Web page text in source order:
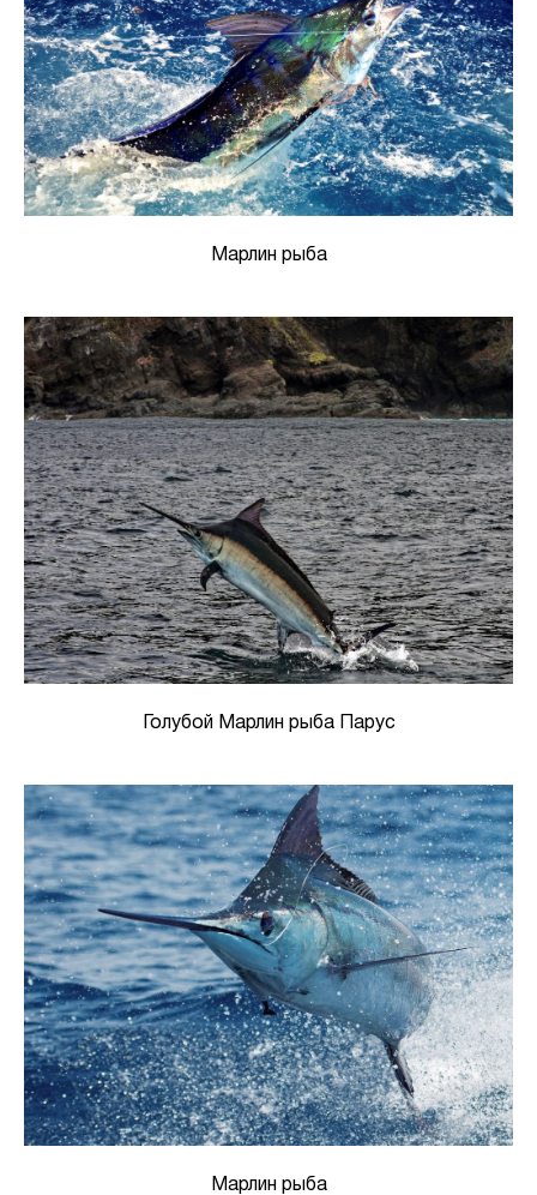
Марлин рыба
Голубой Марлин рыба Парус
Марлин рыба